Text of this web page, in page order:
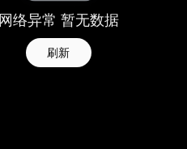
网络异常 暂无数据
刷新